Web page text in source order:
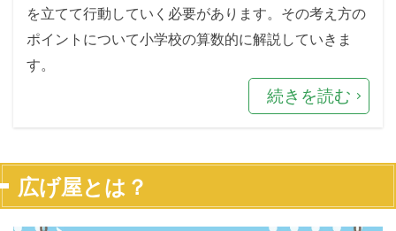
を立てて行動していく必要があります。その考え方の
ポイントについて小学校の算数的に解説していきま
す。
続きを読む
広げ屋とは？